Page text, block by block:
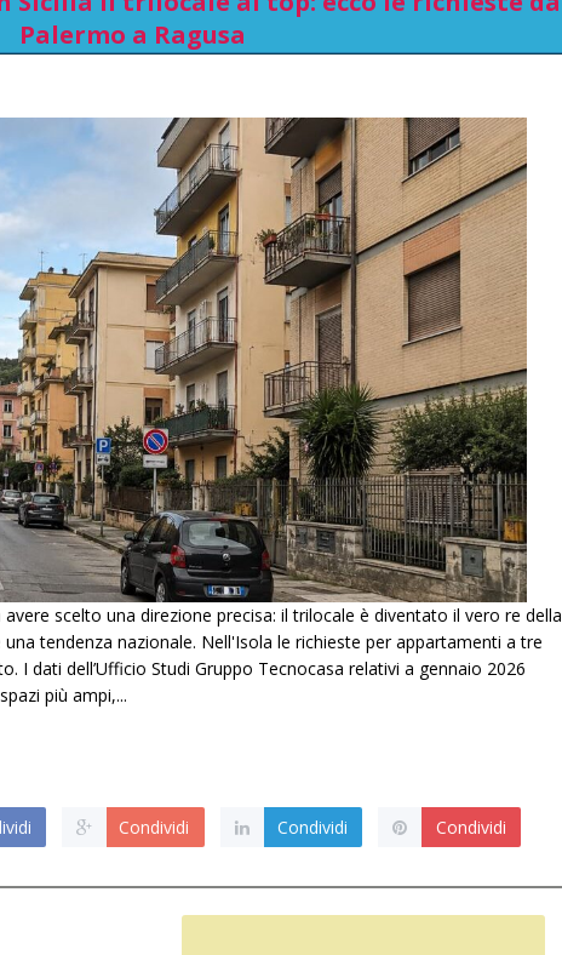
Palermo a Ragusa
scelto una direzione precisa: il trilocale è diventato il vero re della
tendenza nazionale. Nell'Isola le richieste per appartamenti a tre
I dati dell’Ufficio Studi Gruppo Tecnocasa relativi a gennaio 2026
più ampi,...
Condividi Condividi Condividi